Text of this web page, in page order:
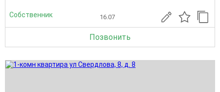
Собственник 16.07
Позвонить